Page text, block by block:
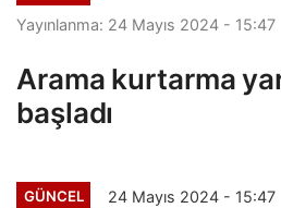
Yayınlanma: 24 Mayıs 2024 - 15:47
Arama kurtarma
başladı
GÜNCEL 24 Mayıs 2024 - 15:47